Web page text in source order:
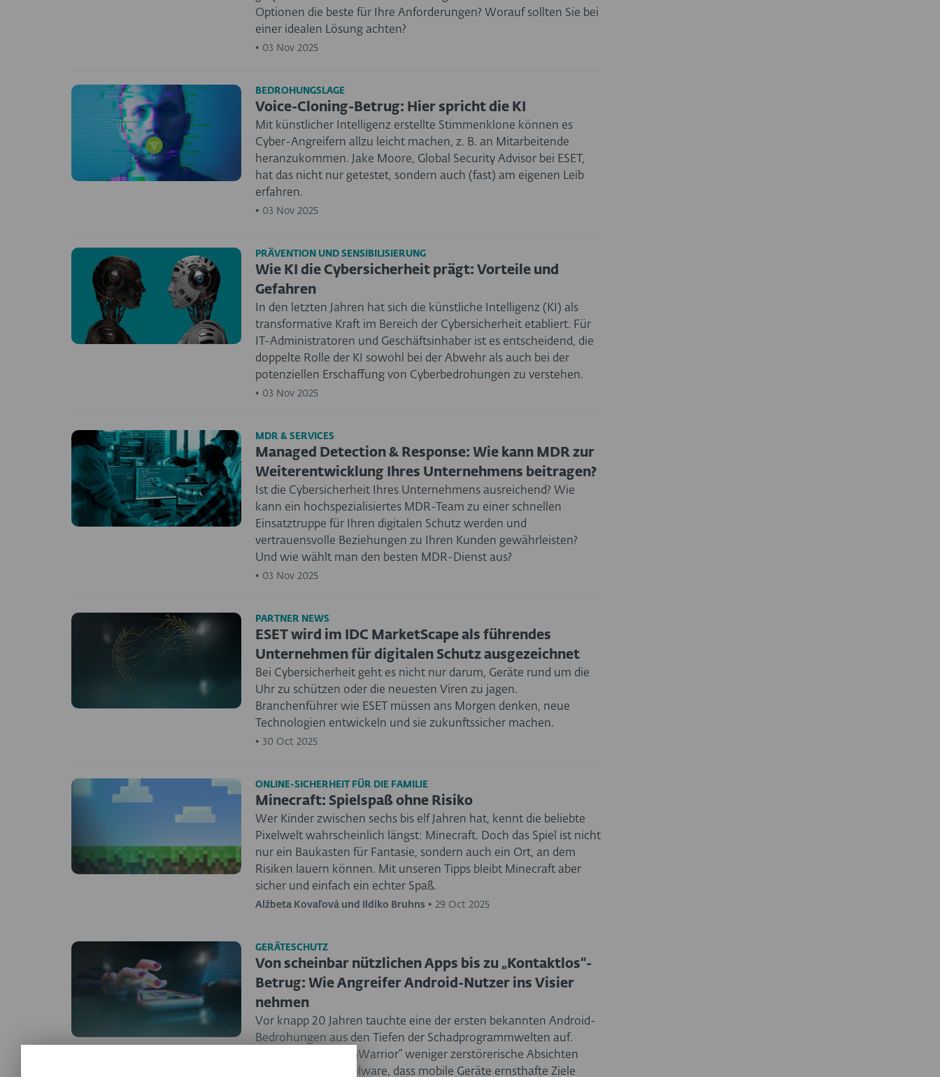
Optionen die beste für Ihre Anforderungen? Worauf sollten Sie bei
einer idealen Lösung achten?
• 03 Nov 2025
BEDROHUNGSLAGE
Voice-Cloning-Betrug: Hier spricht die KI
Mit künstlicher Intelligenz erstellte Stimmenklone können es
Cyber-Angreifern allzu leicht machen, z. B. an Mitarbeitende
heranzukommen. Jake Moore, Global Security Advisor bei ESET,
hat das nicht nur getestet, sondern auch (fast) am eigenen Leib
erfahren.
• 03 Nov 2025
PRÄVENTION UND SENSIBILISIERUNG
Wie KI die Cybersicherheit prägt: Vorteile und
Gefahren
In den letzten Jahren hat sich die künstliche Intelligenz (KI) als
transformative Kraft im Bereich der Cybersicherheit etabliert. Für
IT-Administratoren und Geschäftsinhaber ist es entscheidend, die
doppelte Rolle der KI sowohl bei der Abwehr als auch bei der
potenziellen Erschaffung von Cyberbedrohungen zu verstehen.
• 03 Nov 2025
MDR & SERVICES
Managed Detection & Response: Wie kann MDR zur
Weiterentwicklung Ihres Unternehmens beitragen?
Ist die Cybersicherheit Ihres Unternehmens ausreichend? Wie
kann ein hochspezialisiertes MDR-Team zu einer schnellen
Einsatztruppe für Ihren digitalen Schutz werden und
vertrauensvolle Beziehungen zu Ihren Kunden gewährleisten?
Und wie wählt man den besten MDR-Dienst aus?
• 03 Nov 2025
PARTNER NEWS
ESET wird im IDC MarketScape als führendes
Unternehmen für digitalen Schutz ausgezeichnet
Bei Cybersicherheit geht es nicht nur darum, Geräte rund um die
Uhr zu schützen oder die neuesten Viren zu jagen.
Branchenführer wie ESET müssen ans Morgen denken, neue
Technologien entwickeln und sie zukunftssicher machen.
• 30 Oct 2025
ONLINE-SICHERHEIT FÜR DIE FAMILIE
Minecraft: Spielspaß ohne Risiko
Wer Kinder zwischen sechs bis elf Jahren hat, kennt die beliebte
Pixelwelt wahrscheinlich längst: Minecraft. Doch das Spiel ist nicht
nur ein Baukasten für Fantasie, sondern auch ein Ort, an dem
Risiken lauern können. Mit unseren Tipps bleibt Minecraft aber
sicher und einfach ein echter Spaß.
Alžbeta Kovaľová und Ildiko Bruhns • 29 Oct 2025
GERÄTESCHUTZ
Von scheinbar nützlichen Apps bis zu „Kontaktlos“-
Betrug: Wie Angreifer Android-Nutzer ins Visier
nehmen
Vor knapp 20 Jahren tauchte eine der ersten bekannten Android-
Bedrohungen aus den Tiefen der Schadprogrammwelten auf.
Auch wenn „CommWarrior“ weniger zerstörerische Absichten
hatte, zeigte die Malware, dass mobile Geräte ernsthafte Ziele